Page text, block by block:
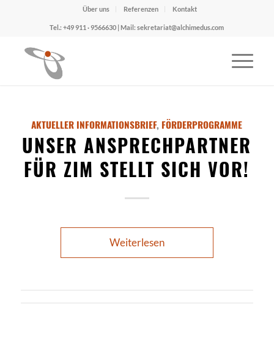
Über uns Referenzen Kontakt
Tel.: +49 911 · 9566630 | Mail: sekretariat@alchimedus.com
AKTUELLER INFORMATIONSBRIEF, FÖRDERPROGRAMME
UNSER ANSPRECHPARTNER
FÜR ZIM STELLT SICH VOR!
Weiterlesen